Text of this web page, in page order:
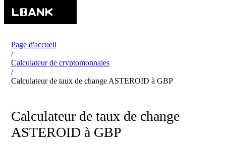
Page d'accueil
/
Calculateur de cryptomonnaies
/
Calculateur de taux de change ASTEROID à GBP
Calculateur de taux de change
ASTEROID à GBP